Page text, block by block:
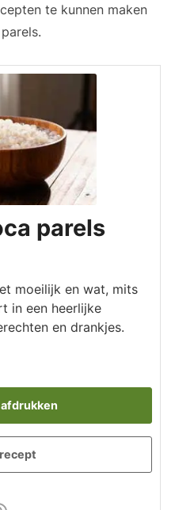
te kunnen maken
parels
moeilijk en wat, mits
in een heerlijke
en drankjes.